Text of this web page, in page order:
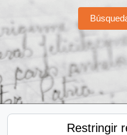
Restringir